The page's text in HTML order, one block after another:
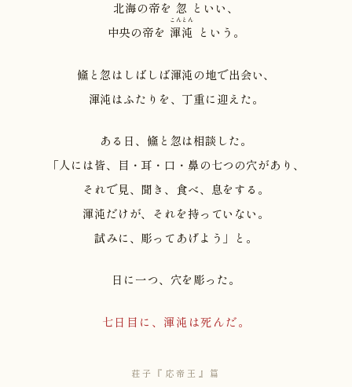
北海の帝を 忽 といい、
中央の帝を 渾沌
こんとん
という。
儵と忽はしばしば渾沌の地で出会い、
渾沌はふたりを、丁重に迎えた。
ある日、儵と忽は相談した。
「人には皆、目・耳・口・鼻の七つの穴があり、
それで見、聞き、食べ、息をする。
渾沌だけが、それを持っていない。
試みに、彫ってあげよう」と。
日に一つ、穴を彫った。
七日目に、渾沌は死んだ。
荘子『応帝王』篇